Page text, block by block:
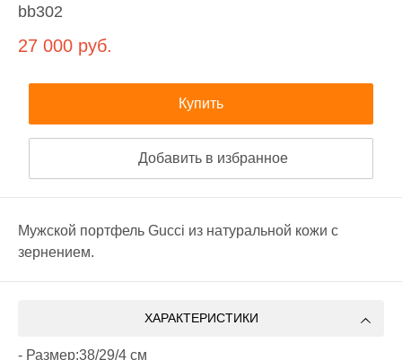
bb302
27 000 руб.
Купить
Добавить в избранное
Мужской портфель Gucci из натуральной кожи с
зернением.
ХАРАКТЕРИСТИКИ
- Размер:38/29/4 см